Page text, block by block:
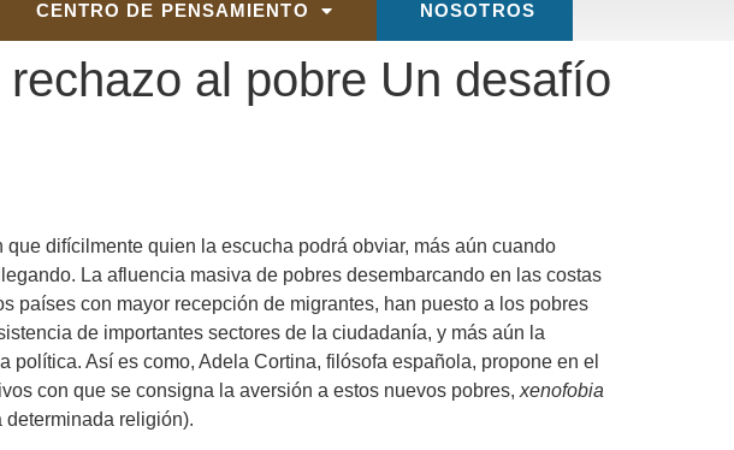
CENTRO DE PENSAMIENTO NOSOTROS
al pobre Un desafío
difícilmente quien la escucha podrá obviar, más aún cuando
La afluencia masiva de pobres desembarcando en las costas
países con mayor recepción de migrantes, han puesto a los pobres
de importantes sectores de la ciudadanía, y más aún la
Así es como, Adela Cortina, filósofa española, propone en el
con que se consigna la aversión a estos nuevos pobres, xenofobia
determinada religión).